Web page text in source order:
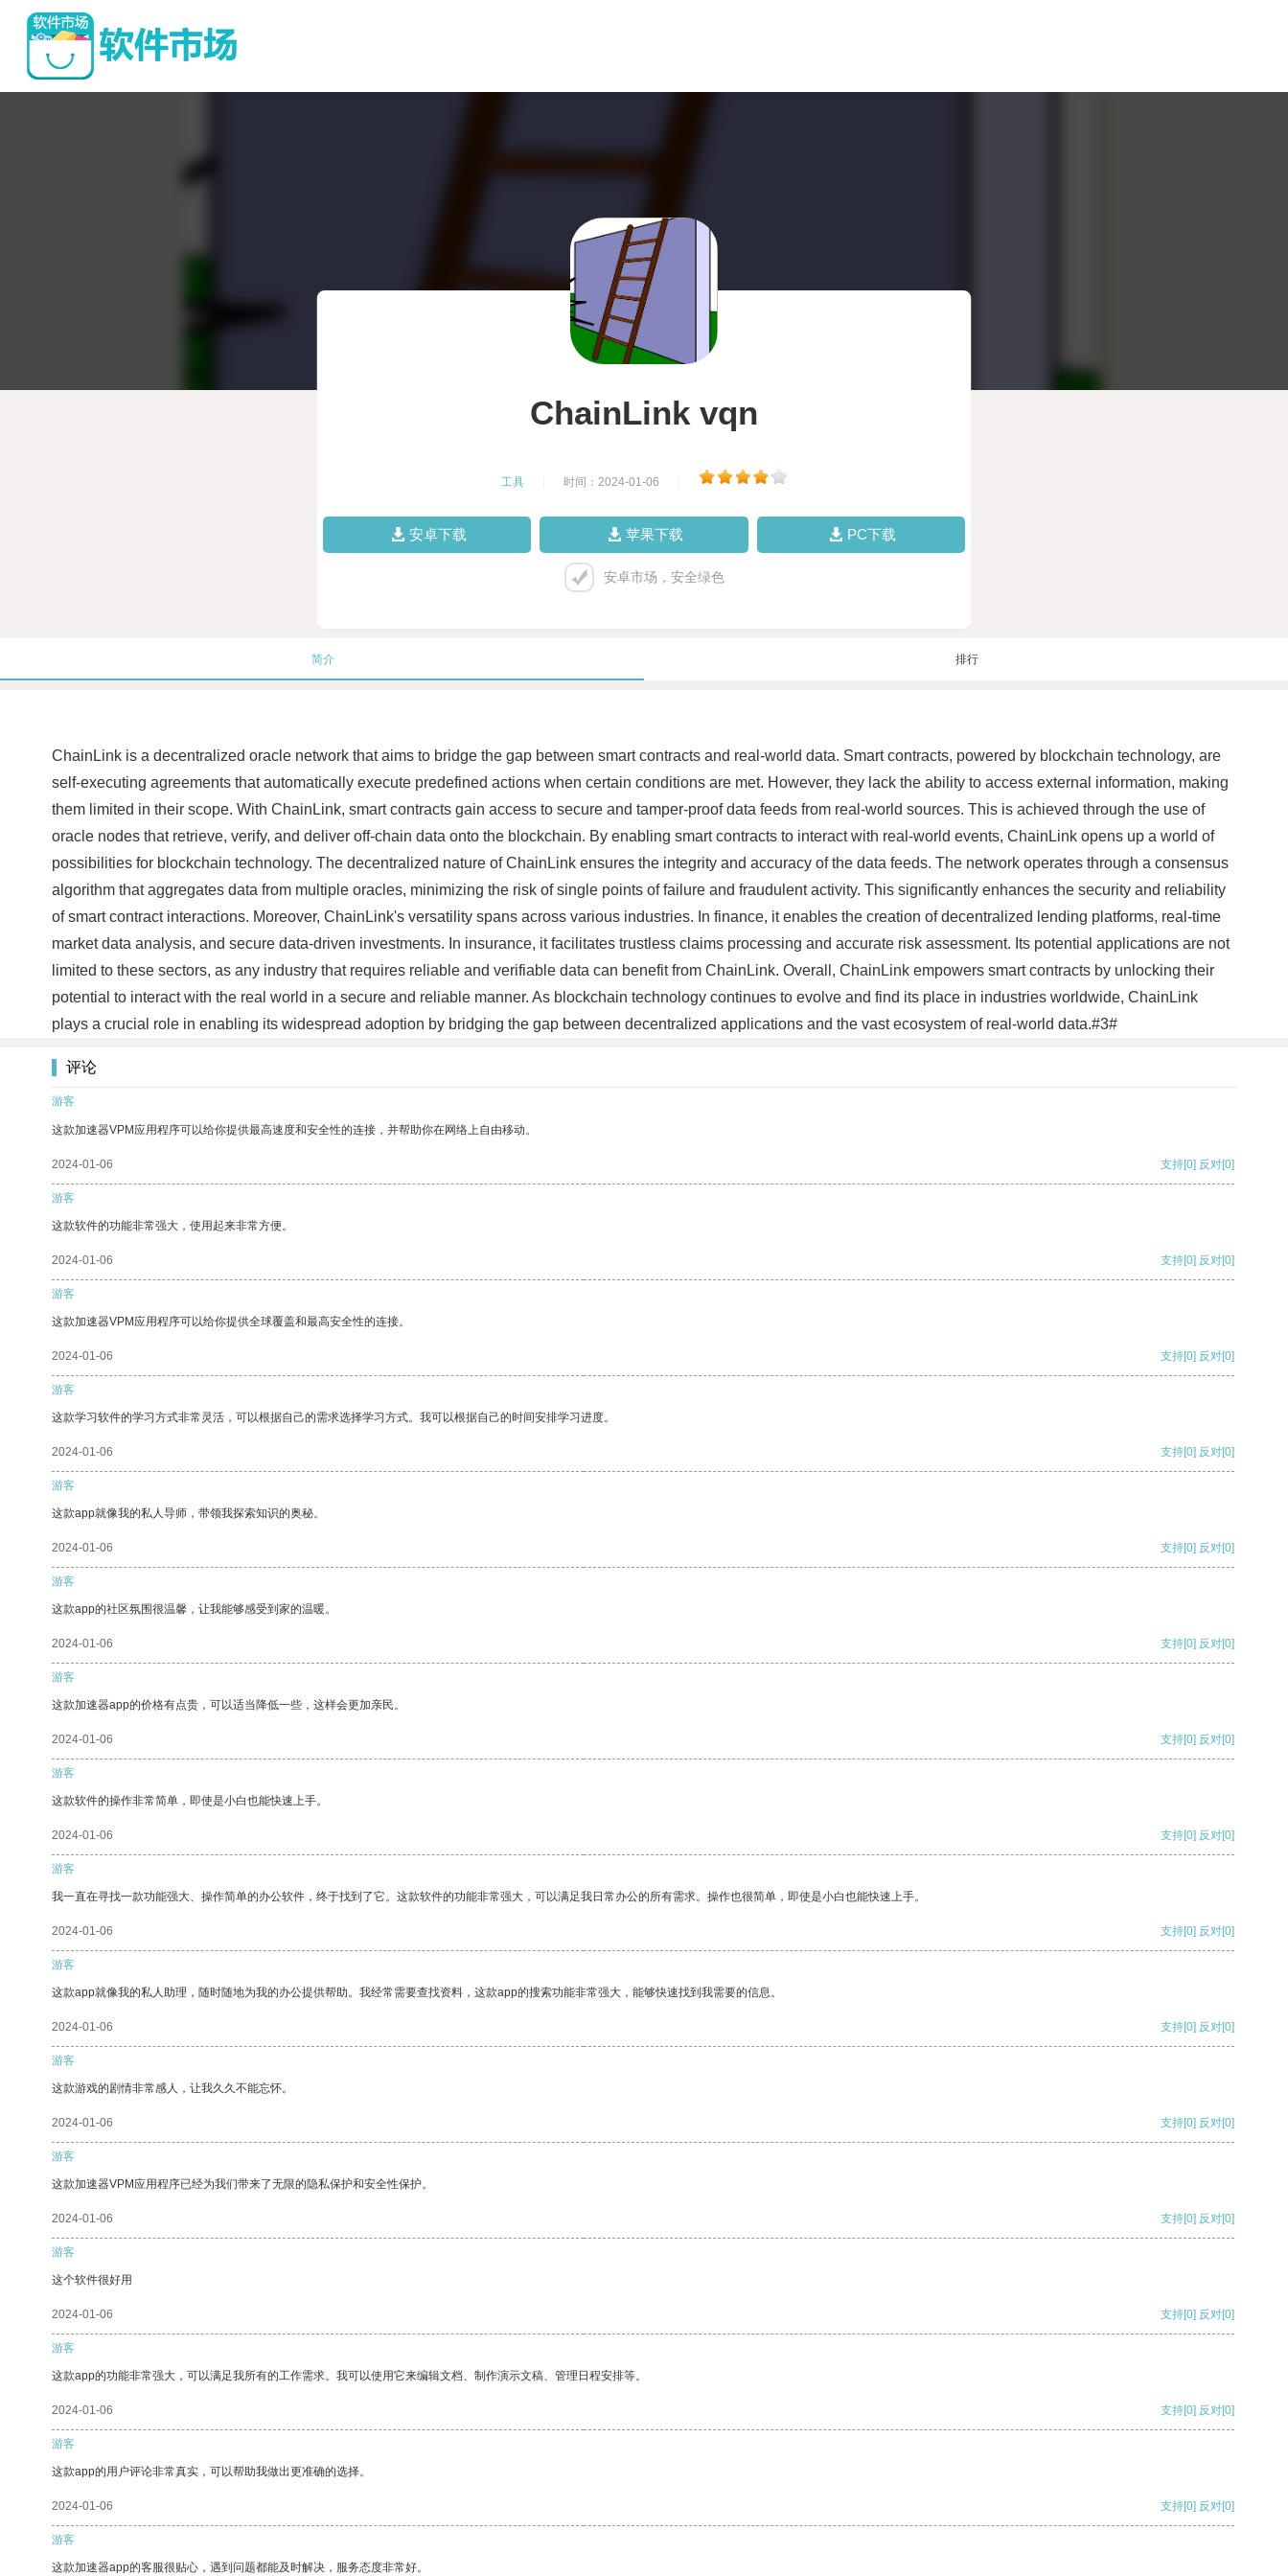
ChainLink vqn
工具 时间：2024-01-06
安卓下载 苹果下载 PC下载
安卓市场，安全绿色
简介 排行
ChainLink is a decentralized oracle network that aims to bridge the gap between smart contracts and real-world data. Smart contracts, powered by blockchain technology, are
self-executing agreements that automatically execute predefined actions when certain conditions are met. However, they lack the ability to access external information, making
them limited in their scope. With ChainLink, smart contracts gain access to secure and tamper-proof data feeds from real-world sources. This is achieved through the use of
oracle nodes that retrieve, verify, and deliver off-chain data onto the blockchain. By enabling smart contracts to interact with real-world events, ChainLink opens up a world of
possibilities for blockchain technology. The decentralized nature of ChainLink ensures the integrity and accuracy of the data feeds. The network operates through a consensus
algorithm that aggregates data from multiple oracles, minimizing the risk of single points of failure and fraudulent activity. This significantly enhances the security and reliability
of smart contract interactions. Moreover, ChainLink's versatility spans across various industries. In finance, it enables the creation of decentralized lending platforms, real-time
market data analysis, and secure data-driven investments. In insurance, it facilitates trustless claims processing and accurate risk assessment. Its potential applications are not
limited to these sectors, as any industry that requires reliable and verifiable data can benefit from ChainLink. Overall, ChainLink empowers smart contracts by unlocking their
potential to interact with the real world in a secure and reliable manner. As blockchain technology continues to evolve and find its place in industries worldwide, ChainLink
plays a crucial role in enabling its widespread adoption by bridging the gap between decentralized applications and the vast ecosystem of real-world data.#3#
评论
游客
这款加速器VPM应用程序可以给你提供最高速度和安全性的连接，并帮助你在网络上自由移动。
2024-01-06 支持[0] 反对[0]
游客
这款软件的功能非常强大，使用起来非常方便。
2024-01-06 支持[0] 反对[0]
游客
这款加速器VPM应用程序可以给你提供全球覆盖和最高安全性的连接。
2024-01-06 支持[0] 反对[0]
游客
这款学习软件的学习方式非常灵活，可以根据自己的需求选择学习方式。我可以根据自己的时间安排学习进度。
2024-01-06 支持[0] 反对[0]
游客
这款app就像我的私人导师，带领我探索知识的奥秘。
2024-01-06 支持[0] 反对[0]
游客
这款app的社区氛围很温馨，让我能够感受到家的温暖。
2024-01-06 支持[0] 反对[0]
游客
这款加速器app的价格有点贵，可以适当降低一些，这样会更加亲民。
2024-01-06 支持[0] 反对[0]
游客
这款软件的操作非常简单，即使是小白也能快速上手。
2024-01-06 支持[0] 反对[0]
游客
我一直在寻找一款功能强大、操作简单的办公软件，终于找到了它。这款软件的功能非常强大，可以满足我日常办公的所有需求。操作也很简单，即使是小白也能快速上手。
2024-01-06 支持[0] 反对[0]
游客
这款app就像我的私人助理，随时随地为我的办公提供帮助。我经常需要查找资料，这款app的搜索功能非常强大，能够快速找到我需要的信息。
2024-01-06 支持[0] 反对[0]
游客
这款游戏的剧情非常感人，让我久久不能忘怀。
2024-01-06 支持[0] 反对[0]
游客
这款加速器VPM应用程序已经为我们带来了无限的隐私保护和安全性保护。
2024-01-06 支持[0] 反对[0]
游客
这个软件很好用
2024-01-06 支持[0] 反对[0]
游客
这款app的功能非常强大，可以满足我所有的工作需求。我可以使用它来编辑文档、制作演示文稿、管理日程安排等。
2024-01-06 支持[0] 反对[0]
游客
这款app的用户评论非常真实，可以帮助我做出更准确的选择。
2024-01-06 支持[0] 反对[0]
游客
这款加速器app的客服很贴心，遇到问题都能及时解决，服务态度非常好。